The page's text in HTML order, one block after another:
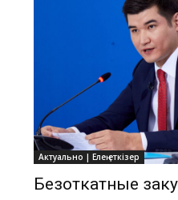
Актуально | Елең еткізер
Безоткатные